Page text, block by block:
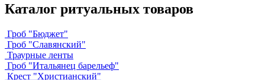
Каталог ритуальных товаров
Гроб "Бюджет"
Гроб "Славянский"
Траурные ленты
Гроб "Итальянец барельеф"
Крест "Христианский"